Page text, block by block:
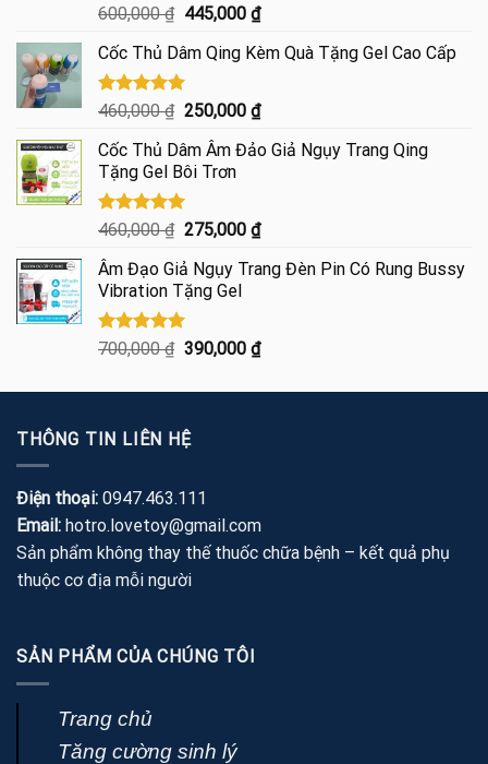
Được xếp
4.85
5 sao
600,000₫ Giá
là:
600,000 ₫.
445,000 ₫Giá
tại
445,000 ₫.
Cốc Thủ Dâm Qing Kèm Quà Tặng Gel Cao Cấp
Được xếp
5.00
5 sao
460,000₫ Giá
là:
460,000 ₫.
250,000 ₫Giá
tại
Cốc Thủ Dâm Âm Đảo Giả Ngụy Trang Qing
Tặng Gel Bôi Trơn
Được xếp
5.00
5 sao
460,000₫ Giá
là:
460,000 ₫.
275,000 ₫Giá
tại
Âm Đạo Giả Ngụy Trang Đèn Pin Có Rung Bussy
Vibration Tặng Gel
Được xếp
5.00
700,000₫ Giá
là:
390,000 ₫Giá
tại
THÔNG TIN LIÊN HỆ
Điện thoại: 0947.463.111
Email: hotro.lovetoy@gmail.com
Sản phẩm không thay thế thuốc chữa bệnh – kết quả phụ
thuộc cơ địa mỗi người
SẢN PHẨM CỦA CHÚNG TÔI
Trang chủ
Tăng cường sinh lý